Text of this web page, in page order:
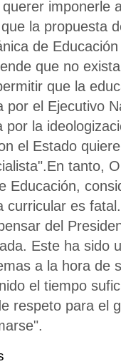
imponerle
la propuesta
de
que no
que la
por el Ejecutivo
la
el Estado
tanto,
Educación,
curricular es
del
Este ha sido
a la hora de
el tiempo
respeto para el